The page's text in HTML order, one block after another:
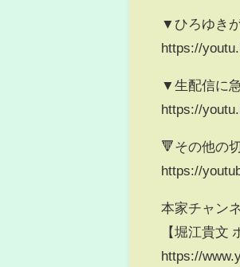
▼ひろゆき
https://
▼生配信に
https://
🔻その他の
https://
本家チャン
【堀江貴文
https://